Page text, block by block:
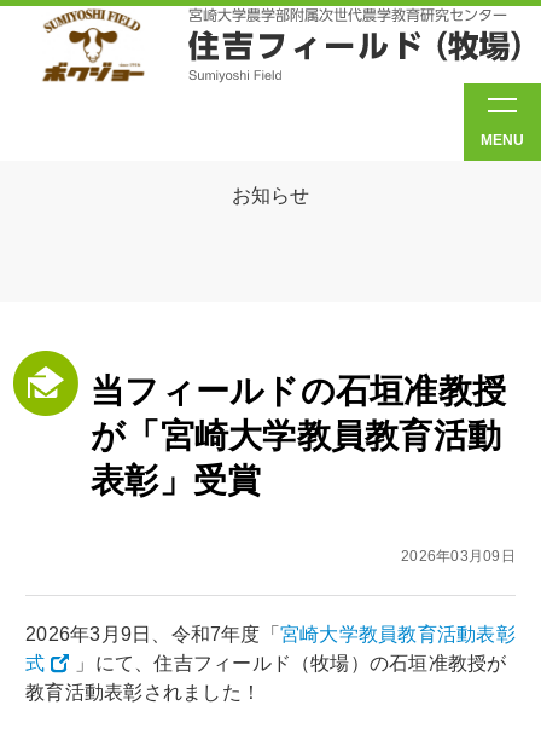
MENU
お知らせ
当フィールドの石垣准教授
が「宮崎大学教員教育活動
表彰」受賞
2026年03月09日
2026年3月9日、令和7年度「 宮崎大学教員教育活動表彰
式
」にて、住吉フィールド（牧場）の石垣准教授が
教育活動表彰されました！